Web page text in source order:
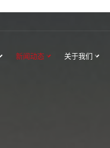
新闻动态 关于我们